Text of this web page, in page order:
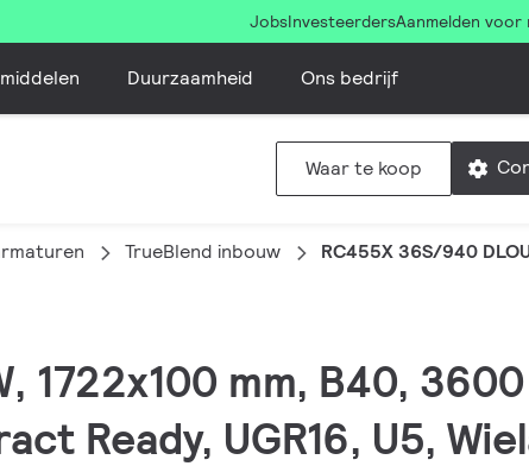
JobsInvesteerdersAanmelden voor
Duurzaamheid Ons bedrijf
Waar te koop
TrueBlend inbouw RC455X 36S/940
1722x100 mm, B40,
Ready, UGR16, U5,